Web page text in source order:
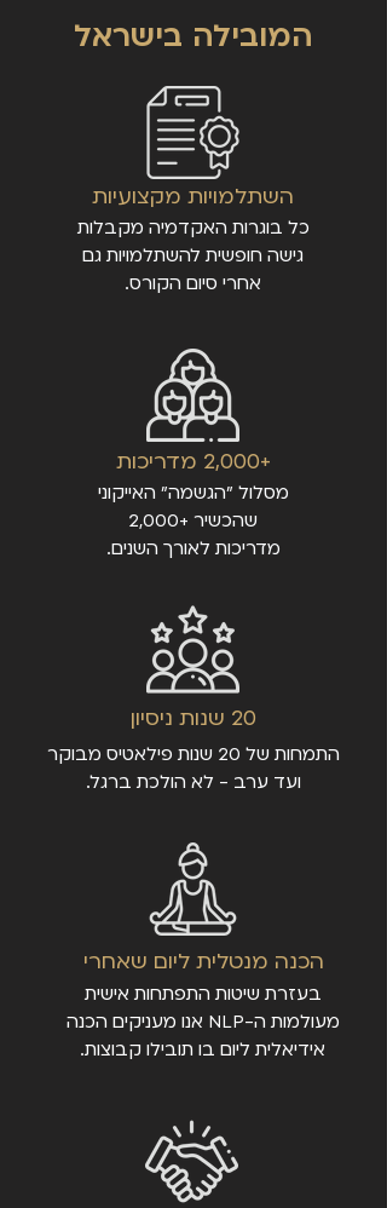
המובילה בישראל
השתלמויות מקצועיות
כל בוגרות האקדמיה מקבלות
גישה חופשית להשתלמויות גם
אחרי סיום הקורס.
+2,000 מדריכות
מסלול "הגשמה" האייקוני
שהכשיר +2,000
מדריכות לאורך השנים.
20 שנות ניסיון
התמחות של 20 שנות פילאטיס מבוקר
ועד ערב - לא הולכת ברגל.
הכנה מנטלית ליום שאחרי
בעזרת שיטות התפתחות אישית
מעולמות ה-NLP אנו מעניקים הכנה
אידיאלית ליום בו תובילו קבוצות.